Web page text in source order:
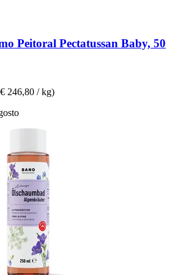
Peitoral Pectatussan Baby, 50
246,80 / kg)